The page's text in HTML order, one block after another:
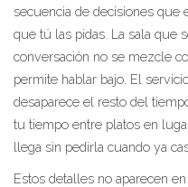
secuencia de decisiones que
que tú las pidas. La sala que
conversación no se mezcle
permite hablar bajo. El
desaparece el resto del
tu tiempo entre platos en
llega sin pedirla cuando ya
Estos detalles no aparecen